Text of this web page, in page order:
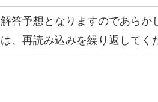
答予想となりますのであらか
、再読み込みを繰り返してく